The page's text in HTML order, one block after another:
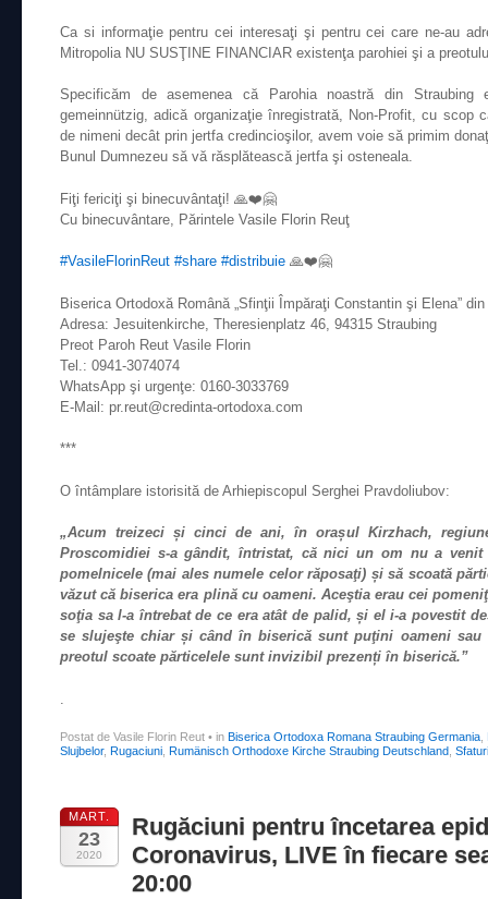
Ca si informaţie pentru cei interesaţi şi pentru cei care ne-au
Mitropolia NU SUSŢINE FINANCIAR existenţa parohiei şi a
Specificăm de asemenea că Parohia noastră din Straubing
gemeinnützig, adică organizaţie înregistrată, Non-Profit, cu scop
de nimeni decât prin jertfa credincioşilor, avem voie să primim
Bunul Dumnezeu să vă răsplătească jertfa şi osteneala.
Fiţi fericiţi şi binecuvântaţi! 🙏❤️🤗
Cu binecuvântare, Părintele Vasile Florin Reuţ
#VasileFlorinReut #share #distribuie 🙏❤️🤗
Biserica Ortodoxă Română „Sfinţii Împăraţi Constantin şi Elena”
Adresa: Jesuitenkirche, Theresienplatz 46, 94315 Straubing
Preot Paroh Reut Vasile Florin
Tel.: 0941-3074074
WhatsApp şi urgenţe: 0160-3033769
E-Mail: pr.reut@credinta-ortodoxa.com
***
O întâmplare istorisită de Arhiepiscopul Serghei Pravdoliubov:
„Acum treizeci și cinci de ani, în orașul Kirzhach,
Proscomidiei s-a gândit, întristat, că nici un om nu a
pomelnicele (mai ales numele celor răposaţi) și să scoată
văzut că biserica era plină cu oameni. Aceştia erau cei
soţia sa l-a întrebat de ce era atât de palid, și el i-a povestit
se slujeşte chiar și când în biserică sunt puţini oameni
preotul scoate părticelele sunt invizibil prezenți în biserică.”
Postat de Vasile Florin Reut • in Biserica Ortodoxa Romana Straubing Germania
Slujbelor, Rugaciuni Rumänisch Orthodoxe Kirche Straubing Deutschland
MART.
23
2020
Rugăciuni pentru încetarea
Coronavirus, LIVE în fiecare
20:00